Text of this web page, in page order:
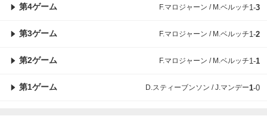
第4ゲーム F.マロジャーン / M.ベルッチ1-3
第3ゲーム F.マロジャーン / M.ベルッチ1-2
第2ゲーム F.マロジャーン / M.ベルッチ1-1
第1ゲーム D.スティーブンソン / J.マンデー1-0